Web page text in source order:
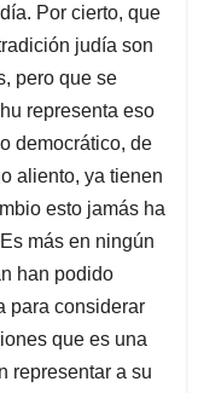
Por cierto, que
judía son
pero que se
representa eso
democrático, de
aliento, ya tienen
esto jamás ha
más en ningún
han podido
para considerar
que es una
representar a su